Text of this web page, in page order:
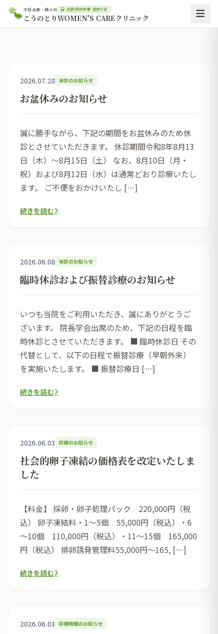
不妊治療・婦人科 近鉄四日市駅 徒歩3分
こうのとりWOMEN'S CAREクリニック
2026.07.28 休診のお知らせ
お盆休みのお知らせ
誠に勝手ながら、下記の期間をお盆休みのため休
診とさせていただきます。 休診期間令和8年8月13
日（木）～8月15日（土） なお、8月10日（月・
祝）および8月12日（水）は通常どおり診療いたし
ます。 ご不便をおかけいたし […]
続きを読む
2026.06.08 休診のお知らせ
臨時休診および振替診療のお知らせ
いつも当院をご利用いただき、誠にありがとうご
ざいます。 院長学会出席のため、下記の日程を臨
時休診とさせていただきます。 ■ 臨時休診日 その
代替として、以下の日程で振替診療（早朝外来）
を実施いたします。 ■ 振替診療日 […]
続きを読む
2026.06.03 診療のお知らせ
社会的卵子凍結の価格表を改定いたしま
した
【料金】 採卵・卵子処理パック 220,000円（税
込） 卵子凍結料・1～5個 55,000円（税込）・6
～10個 110,000円（税込）・11～15個 165,000
円（税込） 排卵誘発管理料55,000円～165, […]
続きを読む
2026.06.03 診療時間のお知らせ